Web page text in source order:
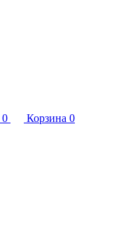
0 Корзина 0